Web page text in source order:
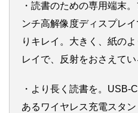
・読書のための専用端末
ンチ高解像度ディスプレ
りキレイ。大きく、紙の
レイで、反射をおさえて
・より長く読書を。USB-
あるワイヤレス充電スタ